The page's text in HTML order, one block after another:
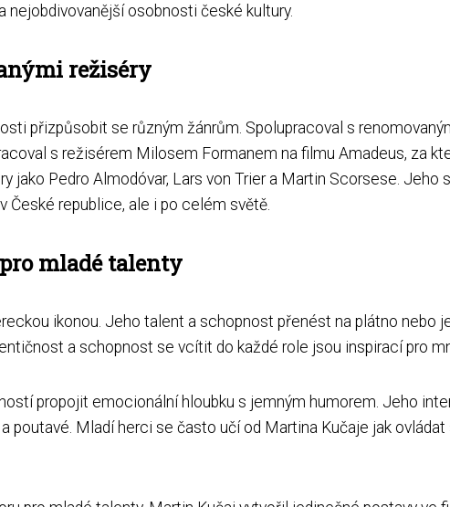
osobnosti české kultury.
režiséry
přizpůsobit se různým žánrům. Spolupracoval s
s režisérem Milosem Formanem na filmu Amadeus, za
jako Pedro Almodóvar, Lars von Trier a Martin Scorsese. Jeho
republice, ale i po celém světě.
mladé talenty
ikonou. Jeho talent a schopnost přenést na plátno nebo
a schopnost se vcítit do každé role jsou inspirací pro
propojit emocionální hloubku s jemným humorem. Jeho
Mladí herci se často učí od Martina Kučaje jak